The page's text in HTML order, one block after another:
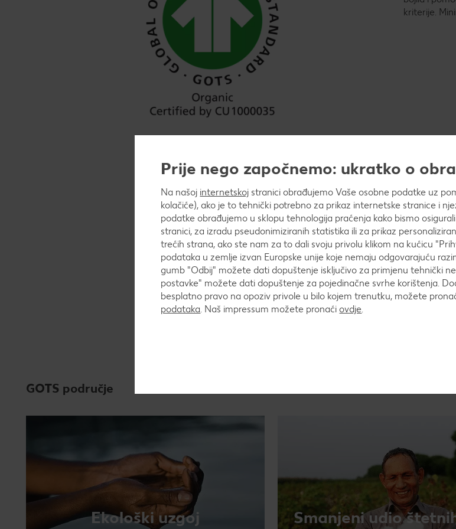
kriterije.
GOTS
Oznaka
proizvode
organski
kao što su
GOTS područje
Ekološki uzgoj Smanjeni udio
Prije nego započnemo: ukratko o
Na našoj internetskoj stranici obrađujemo Vaše osobne podatke uz
kolačiće), ako je to tehnički potrebno za prikaz internetske stranice i
podatke obrađujemo u sklopu tehnologija praćenja kako bismo
stranici, za izradu pseudonimiziranih statistika ili za prikaz
trećih strana, ako ste nam za to dali svoju privolu klikom na kućicu
podataka u zemlje izvan Europske unije koje nemaju odgovarajuću
gumb "Odbij" možete dati dopuštenje isključivo za primjenu tehnički
postavke" možete dati dopuštenje za pojedinačne svrhe korištenja.
besplatno pravo na opoziv privole u bilo kojem trenutku, možete
podataka. Naš impressum možete pronaći ovdje.